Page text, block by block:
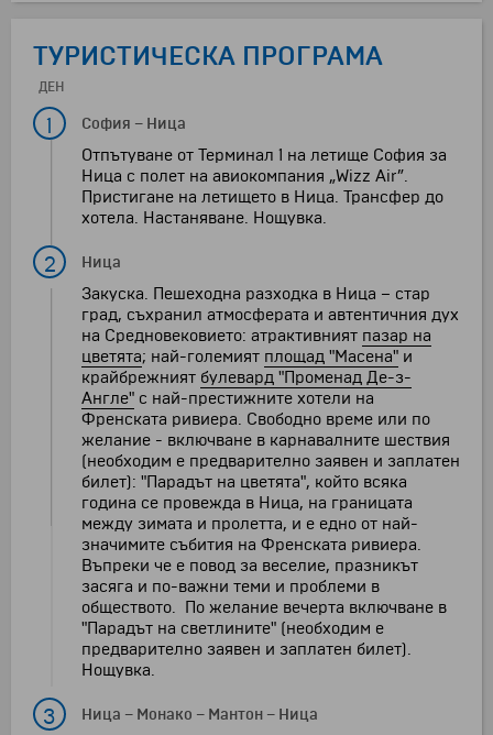
ТУРИСТИЧЕСКА ПРОГРАМА
ДЕН
1 София – Ница
Отпътуване от Терминал 1 на летище София за
Ница с полет на авиокомпания „Wizz Air”.
Пристигане на летището в Ница. Трансфер до
хотела. Настаняване. Нощувка.
2 Ница
Закуска. Пешеходна разходка в Ница – стар
град, съхранил атмосферата и автентичния дух
на Средновековието: атрактивният пазар на
цветята; най-големият площад "Масена" и
крайбрежният булевард "Променад Де-з-
Англе" с най-престижните хотели на
Френската ривиера. Свободно време или по
желание - включване в карнавалните шествия
(необходим е предварително заявен и заплатен
билет): "Парадът на цветята", който всяка
година се провежда в Ница, на границата
между зимата и пролетта, и е едно от най-
значимите събития на Френската ривиера.
Въпреки че е повод за веселие, празникът
засяга и по-важни теми и проблеми в
обществото. По желание вечерта включване в
"Парадът на светлините" (необходим е
предварително заявен и заплатен билет).
Нощувка.
3 Ница – Монако – Мантон – Ница